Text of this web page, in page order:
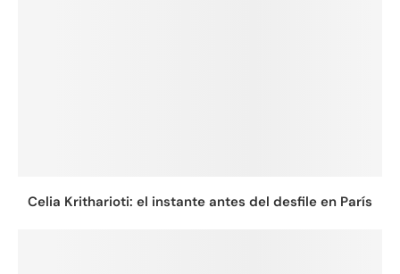
Celia Kritharioti: el instante antes del desfile en París